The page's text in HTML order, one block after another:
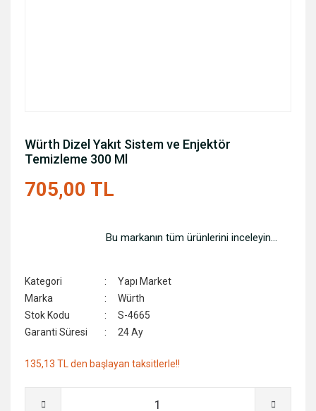
Würth Dizel Yakıt Sistem ve Enjektör
Temizleme 300 Ml
705,00 TL
Bu markanın tüm ürünlerini inceleyin...
Kategori
Yapı Market
Marka
Würth
Stok Kodu
S-4665
Garanti Süresi
24 Ay
135,13 TL den başlayan taksitlerle!!